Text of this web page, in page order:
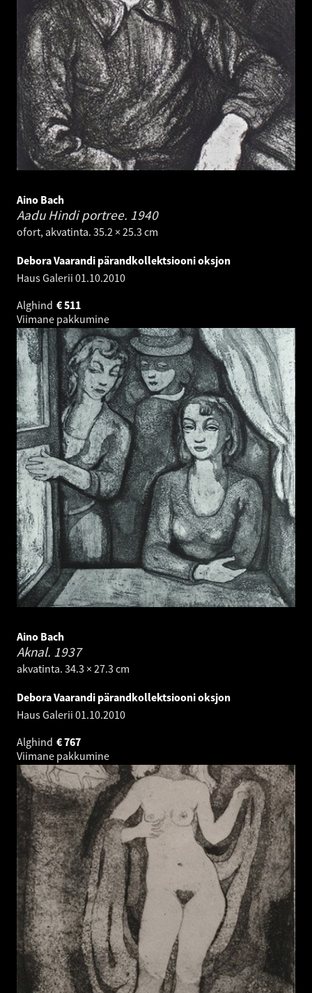
Aino Bach
Aadu Hindi portree. 1940
ofort, akvatinta. 35.2 × 25.3 cm
Debora Vaarandi pärandkollektsiooni oksjon
Haus Galerii 01.10.2010
Alghind
511
€
Viimane pakkumine
Aino Bach
Aknal. 1937
akvatinta. 34.3 × 27.3 cm
Debora Vaarandi pärandkollektsiooni oksjon
Haus Galerii 01.10.2010
Alghind
767
€
Viimane pakkumine